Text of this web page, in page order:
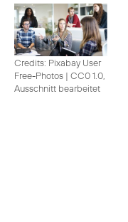
Credits: Pixabay User
Free-Photos | CC0 1.0,
Ausschnitt bearbeitet